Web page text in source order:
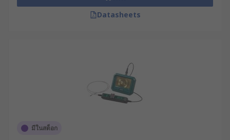
Datasheets
มีในสต็อก